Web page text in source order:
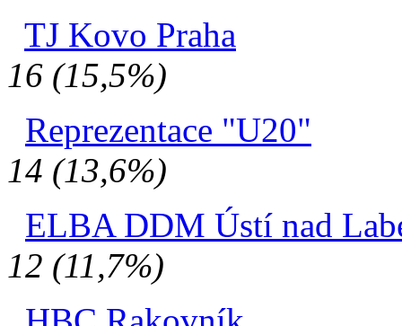
TJ Kovo Praha
16 (15,5%)
Reprezentace "U20"
14 (13,6%)
ELBA DDM Ústí nad
12 (11,7%)